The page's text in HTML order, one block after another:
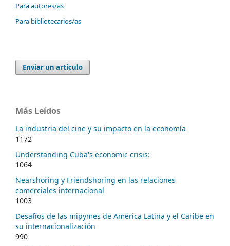
Para autores/as
Para bibliotecarios/as
Enviar un artículo
Más Leídos
La industria del cine y su impacto en la economía
1172
Understanding Cuba's economic crisis:
1064
Nearshoring y Friendshoring en las relaciones
comerciales internacional
1003
Desafíos de las mipymes de América Latina y el Caribe en
su internacionalización
990